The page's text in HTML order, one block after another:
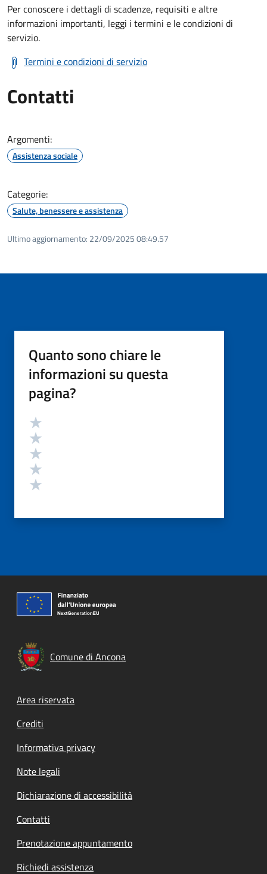
Per conoscere i dettagli di scadenze, requisiti e altre
informazioni importanti, leggi i termini e le condizioni di
servizio.
Termini e condizioni di servizio
Contatti
Argomenti:
Assistenza sociale
Categorie:
Salute, benessere e assistenza
Ultimo aggiornamento: 22/09/2025 08:49.57
Quanto sono chiare le
informazioni su questa
pagina?
Valutazione
Comune di Ancona
Footer menu
Area riservata
Crediti
Informativa privacy
Note legali
Dichiarazione di accessibilità
Contatti
Prenotazione appuntamento
Richiedi assistenza